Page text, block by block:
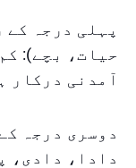
پہلی درجہ
آمدنی درکار
دوسری درجہ
دادا، دادی،